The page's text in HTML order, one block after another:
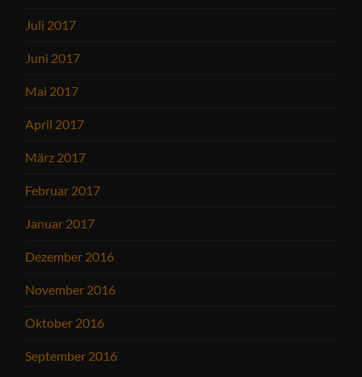
Juli 2017
Juni 2017
Mai 2017
April 2017
März 2017
Februar 2017
Januar 2017
Dezember 2016
November 2016
Oktober 2016
September 2016